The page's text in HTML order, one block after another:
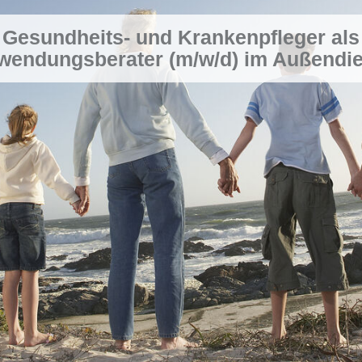
Gesundheits- und Krankenpfleger als
(m/w/d) im